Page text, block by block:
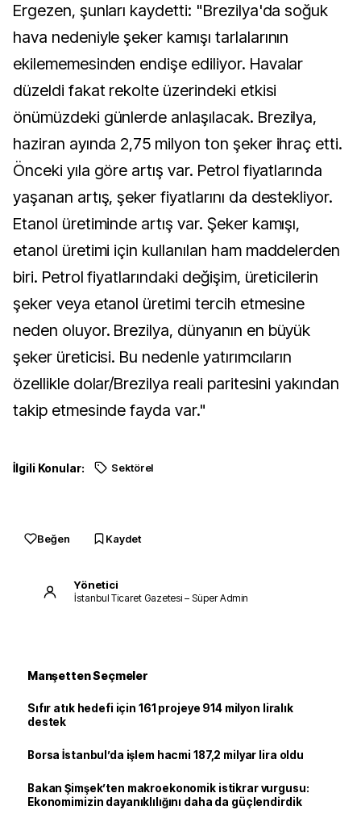
Ergezen, şunları kaydetti: "Brezilya'da soğuk
hava nedeniyle şeker kamışı tarlalarının
ekilememesinden endişe ediliyor. Havalar
düzeldi fakat rekolte üzerindeki etkisi
önümüzdeki günlerde anlaşılacak. Brezilya,
haziran ayında 2,75 milyon ton şeker ihraç etti.
Önceki yıla göre artış var. Petrol fiyatlarında
yaşanan artış, şeker fiyatlarını da destekliyor.
Etanol üretiminde artış var. Şeker kamışı,
etanol üretimi için kullanılan ham maddelerden
biri. Petrol fiyatlarındaki değişim, üreticilerin
şeker veya etanol üretimi tercih etmesine
neden oluyor. Brezilya, dünyanın en büyük
şeker üreticisi. Bu nedenle yatırımcıların
özellikle dolar/Brezilya reali paritesini yakından
takip etmesinde fayda var."
İlgili Konular: Sektörel
Beğen Kaydet
Yönetici
İstanbul Ticaret Gazetesi – Süper Admin
Manşetten Seçmeler
Sıfır atık hedefi için 161 projeye 914 milyon liralık
destek
Borsa İstanbul’da işlem hacmi 187,2 milyar lira oldu
Bakan Şimşek’ten makroekonomik istikrar vurgusu:
Ekonomimizin dayanıklılığını daha da güçlendirdik